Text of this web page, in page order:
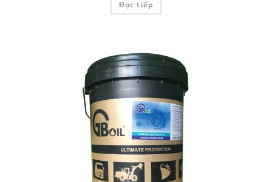
Đọc tiếp